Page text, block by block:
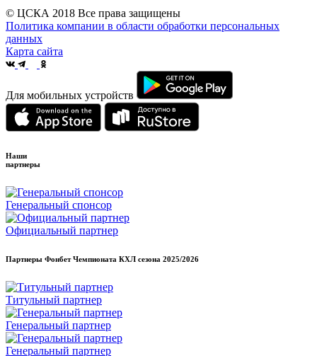
© ЦСКА 2018 Все права защищены
Политика компании в области обработки персональных
данных
Карта сайта
Для мобильных устройств
Наши
партнеры
Генеральный спонсор
Официальный партнер
Партнеры Фонбет Чемпионата КХЛ сезона 2025/2026
Титульный партнер
Генеральный партнер
Генеральный партнер